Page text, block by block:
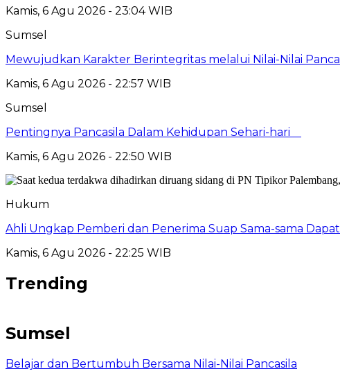
Kamis, 6 Agu 2026 - 23:04 WIB
Sumsel
Mewujudkan Karakter Berintegritas melalui Nilai-Nilai
Kamis, 6 Agu 2026 - 22:57 WIB
Sumsel
Pentingnya Pancasila Dalam Kehidupan Sehari-hari
Kamis, 6 Agu 2026 - 22:50 WIB
Hukum
Ahli Ungkap Pemberi dan Penerima Suap Sama-sama
Kamis, 6 Agu 2026 - 22:25 WIB
Trending
Sumsel
Belajar dan Bertumbuh Bersama Nilai-Nilai Pancasila